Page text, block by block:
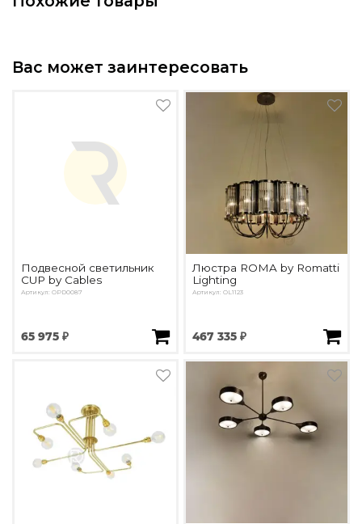
Вас может заинтересовать
Подвесной светильник
CUP by Cables
Артикул: OPD0087
65 975 ₽
Люстра ROMA by Romatti
Lighting
Артикул: OL1123
467 335 ₽